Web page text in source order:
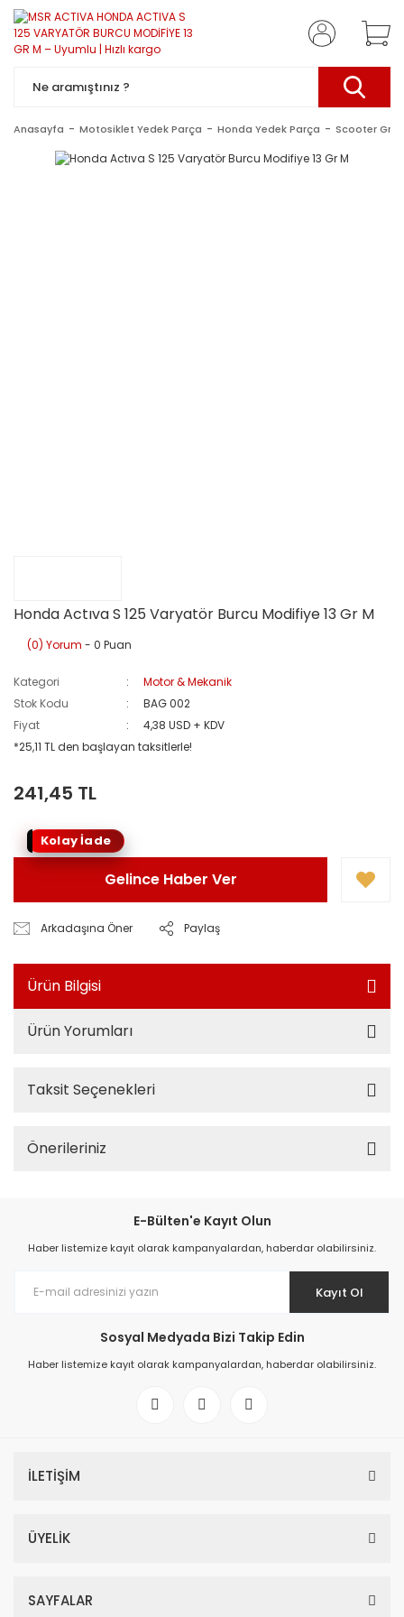
Anasayfa Motosiklet Yedek Parça Honda Yedek Parça Scooter
Honda Actıva S 125 Varyatör Burcu Modifiye 13 Gr M
(0) Yorum - 0 Puan
Kategori
Motor & Mekanik
Stok Kodu
BAG 002
Fiyat
4,38 USD + KDV
*25,11 TL den başlayan taksitlerle!
241,45 TL
Kolay İade
Gelince Haber Ver
Arkadaşına Öner Paylaş
Ürün Bilgisi
Ürün Yorumları
Taksit Seçenekleri
Önerileriniz
E-Bülten'e Kayıt Olun
Haber listemize kayıt olarak kampanyalardan, haberdar olabilirsiniz.
Kayıt Ol
Sosyal Medyada Bizi Takip Edin
Haber listemize kayıt olarak kampanyalardan, haberdar olabilirsiniz.
İLETİŞİM
ÜYELİK
SAYFALAR